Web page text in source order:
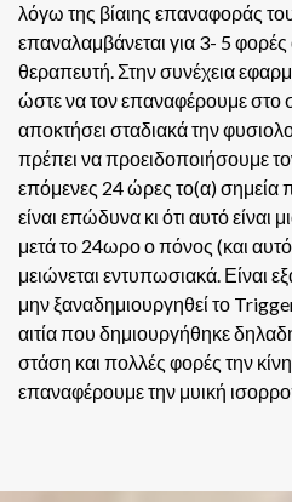
λόγω της βίαιης επαναφοράς
επαναλαμβάνεται για 3- 5
θεραπευτή. Στην συνέχεια
ώστε να τον επαναφέρουμε στο
αποκτήσει σταδιακά την
πρέπει να προειδοποιήσουμε
επόμενες 24 ώρες το(α) σημεία
είναι επώδυνα κι ότι αυτό είναι
μετά το 24ωρο ο πόνος (και
μειώνεται εντυπωσιακά. Είναι
μην ξαναδημιουργηθεί το
αιτία που δημιουργήθηκε
στάση και πολλές φορές την
επαναφέρουμε την μυική